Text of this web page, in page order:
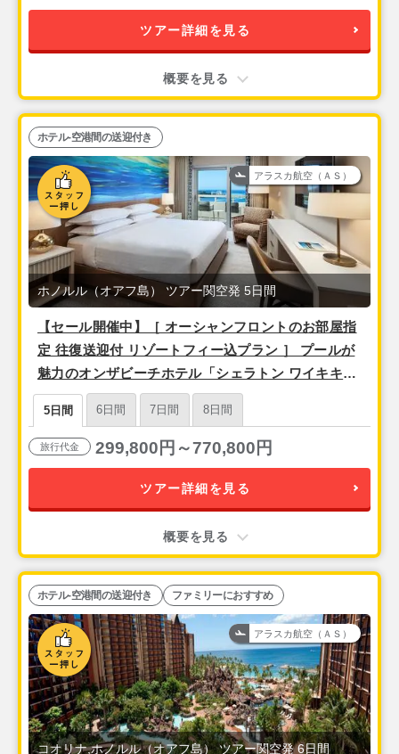
ツアー詳細を見る
概要を見る
【セール開催中】［ オーシャンフロントのお部屋指
定 往復送迎付 リゾートフィー込プラン ］ プールが
魅力のオンザビーチホテル「シェラトン ワイキキ」
泊 ＜関空発・アラスカ航空（ハワイアンブランド
便）利用＞ 3泊5日間
ホノルル（オアフ島） ツアー関空発 5日間
アラスカ航空（ＡＳ）
ホテル-空港間の送迎付き
5日間 6日間 7日間 8日間
旅行代金 299,800円～770,800円
ツアー詳細を見る
概要を見る
コオリナ,ホノルル（オアフ島） ツアー関空発 6日間
アラスカ航空（ＡＳ）
ホテル-空港間の送迎付き ファミリーにおすすめ